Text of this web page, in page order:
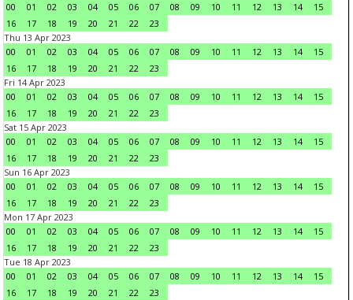
00
01 02 03 04 05 06 07 08 09 10 11 12 13 14
15
16
17 18 19 20 21 22
23
Thu 13 Apr 2023
00
01 02 03 04 05 06 07 08 09 10 11 12 13 14
15
16
17 18 19 20 21 22
23
Fri 14 Apr 2023
00
01 02 03 04 05 06 07 08 09 10 11 12 13 14
15
16
17 18 19 20 21 22
23
Sat 15 Apr 2023
00
01 02 03 04 05 06 07 08 09 10 11 12 13 14
15
16
17 18 19 20 21 22
23
Sun 16 Apr 2023
00
01 02 03 04 05 06 07 08 09 10 11 12 13 14
15
16
17 18 19 20 21 22
23
Mon 17 Apr 2023
00
01 02 03 04 05 06 07 08 09 10 11 12 13 14
15
16
17 18 19 20 21 22
23
Tue 18 Apr 2023
00
01 02 03 04 05 06 07 08 09 10 11 12 13 14
15
16
17 18 19 20 21 22
23